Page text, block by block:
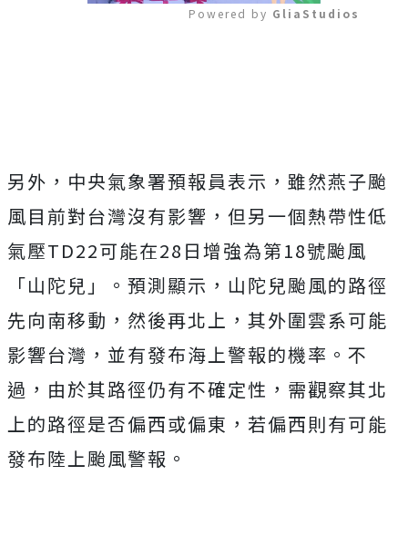
Powered by GliaStudios
另外，中央氣象署預報員表示，雖然燕子颱
風目前對台灣沒有影響，但另一個熱帶性低
氣壓TD22可能在28日增強為第18號颱風
「山陀兒」。預測顯示，山陀兒颱風的路徑
先向南移動，然後再北上，其外圍雲系可能
影響台灣，並有發布海上警報的機率。不
過，由於其路徑仍有不確定性，需觀察其北
上的路徑是否偏西或偏東，若偏西則有可能
發布陸上颱風警報。